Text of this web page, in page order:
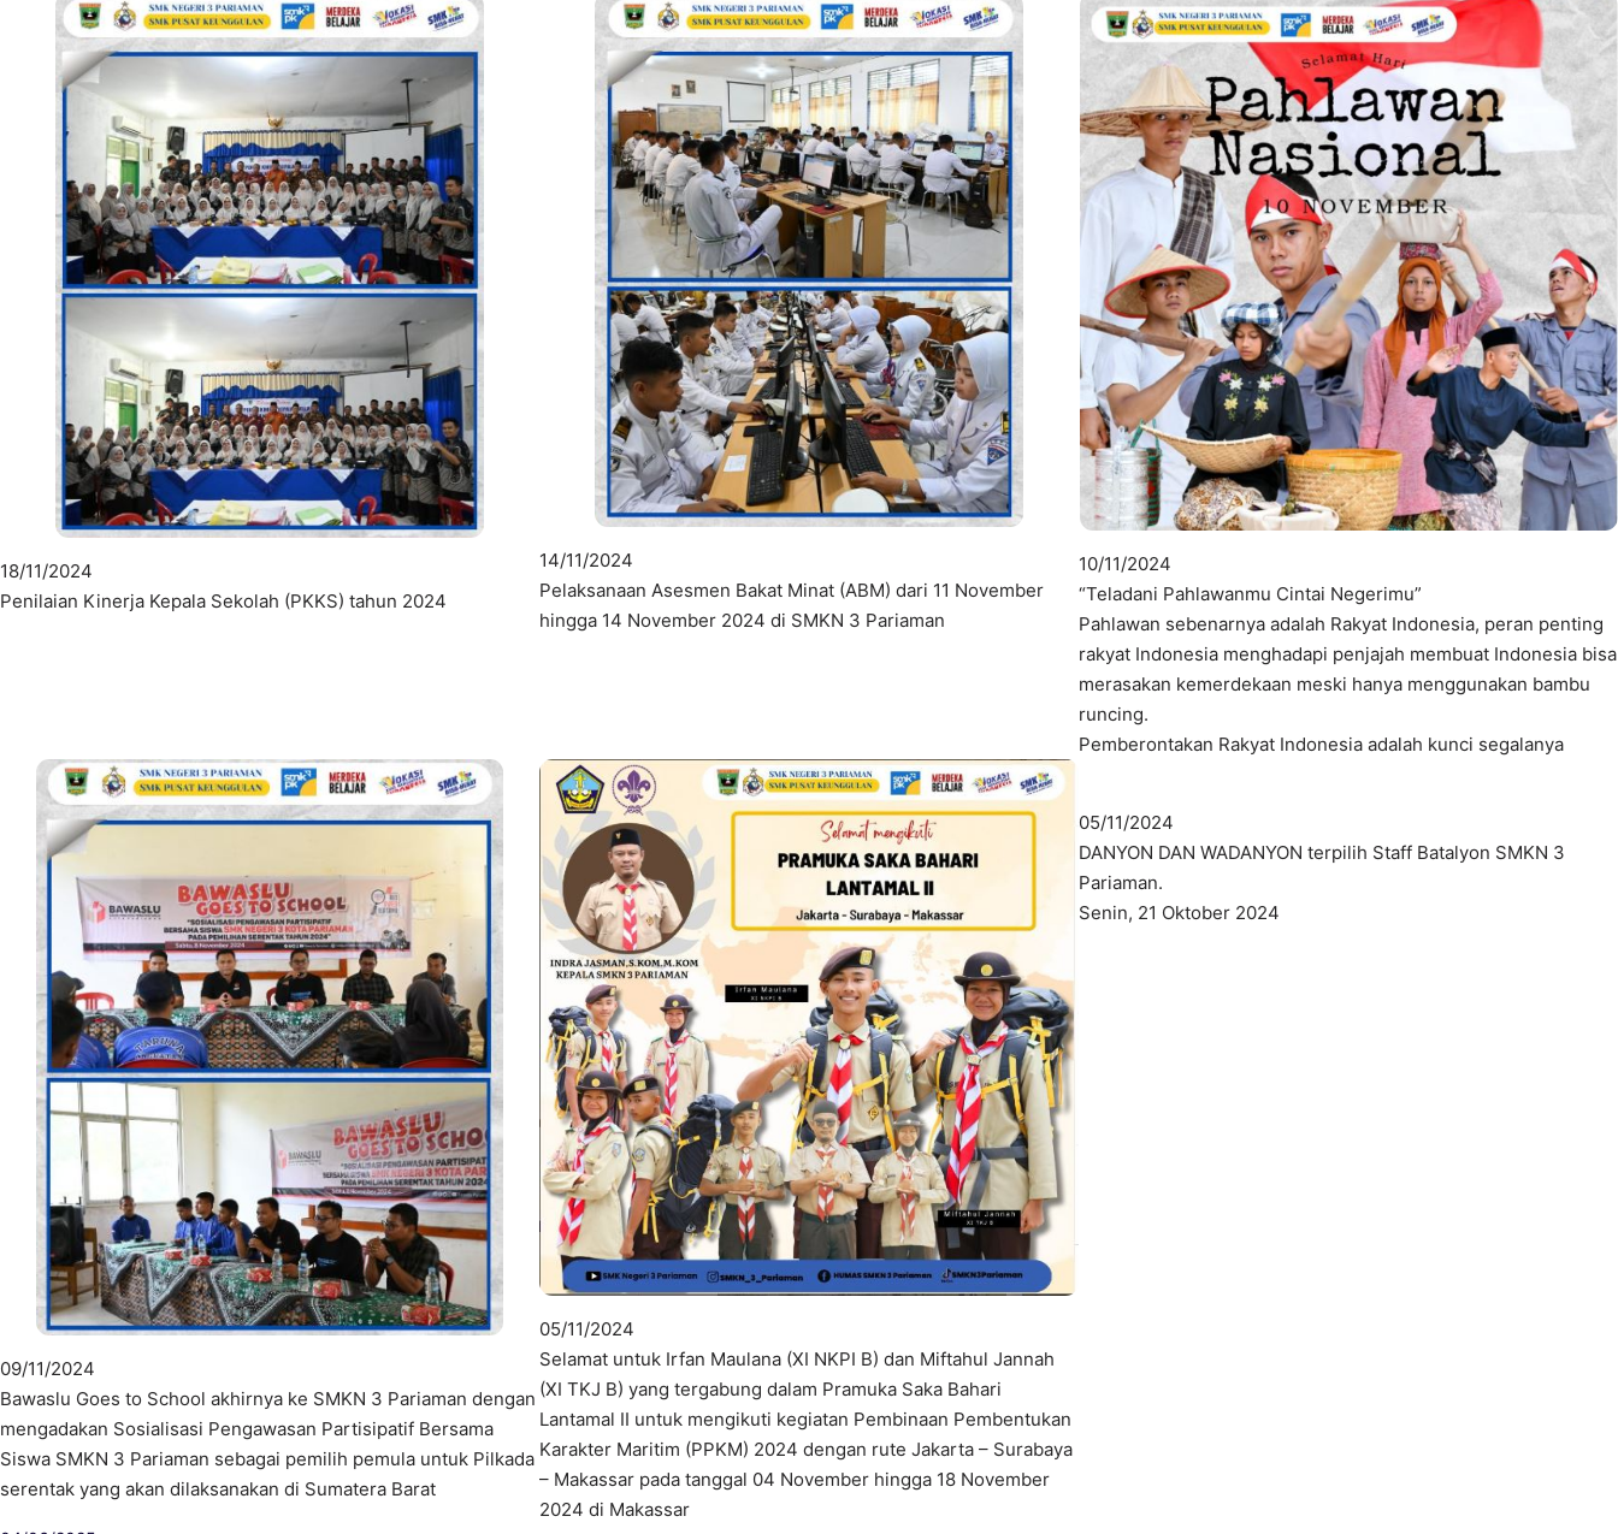
18/11/2024
Penilaian Kinerja Kepala Sekolah (PKKS) tahun 2024
14/11/2024
Pelaksanaan Asesmen Bakat Minat (ABM) dari 11 November
hingga 14 November 2024 di SMKN 3 Pariaman
10/11/2024
“Teladani Pahlawanmu Cintai Negerimu”
Pahlawan sebenarnya adalah Rakyat Indonesia, peran penting
rakyat Indonesia menghadapi penjajah membuat Indonesia bisa
merasakan kemerdekaan meski hanya menggunakan bambu
runcing.
Pemberontakan Rakyat Indonesia adalah kunci segalanya
09/11/2024
Bawaslu Goes to School akhirnya ke SMKN 3 Pariaman dengan
mengadakan Sosialisasi Pengawasan Partisipatif Bersama
Siswa SMKN 3 Pariaman sebagai pemilih pemula untuk Pilkada
serentak yang akan dilaksanakan di Sumatera Barat
05/11/2024
Selamat untuk Irfan Maulana (XI NKPI B) dan Miftahul Jannah
(XI TKJ B) yang tergabung dalam Pramuka Saka Bahari
Lantamal II untuk mengikuti kegiatan Pembinaan Pembentukan
Karakter Maritim (PPKM) 2024 dengan rute Jakarta – Surabaya
– Makassar pada tanggal 04 November hingga 18 November
2024 di Makassar
05/11/2024
DANYON DAN WADANYON terpilih Staff Batalyon SMKN 3
Pariaman.
Senin, 21 Oktober 2024